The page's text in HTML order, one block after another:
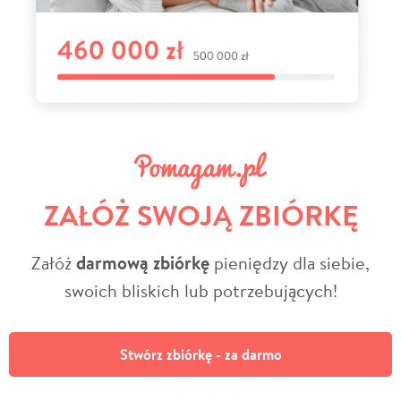
ZAŁÓŻ SWOJĄ ZBIÓRKĘ
Załóżdarmową zbiórkę pieniędzy dla siebie,
swoich bliskich lub potrzebujących!
Stwórz zbiórkę - za darmo